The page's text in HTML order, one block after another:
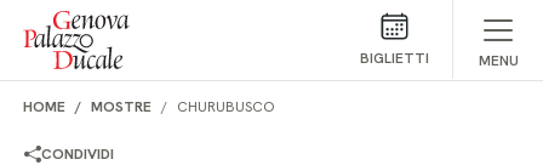
Salta al contenuto
BIGLIETTI MENU
HOME MOSTRE CHURUBUSCO
CONDIVIDI